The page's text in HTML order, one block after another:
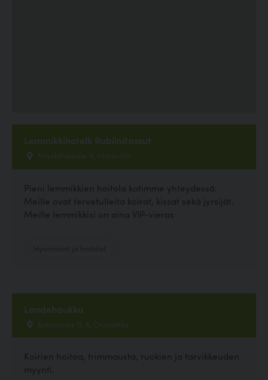
Lemmikkihotelli Rubiinitassut
Maalahdentie 11, Mäntsälä
Pieni lemmikkien hoitola kotimme yhteydessä.
Meille ovat tervetulleita koirat, kissat sekä jyrsijät.
Meille lemmikkisi on aina VIP-vieras
Landehaukku
Kotisuontie 12 A, Orimattila
Koirien hoitoa, trimmausta, ruokien ja tarvikkeuden
myynti.